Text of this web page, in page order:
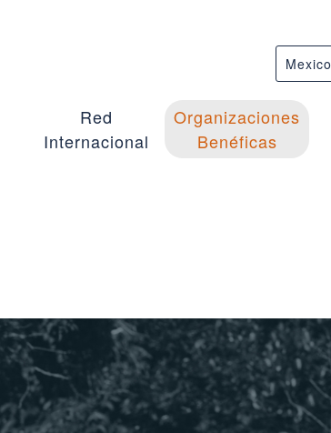
Mexico
Red
Internacional
Organizaciones
Benéficas